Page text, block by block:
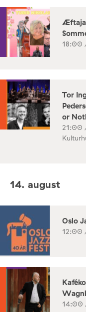
18:00
Tor
or
21:00
14. august
Oslo
12:00
14:00